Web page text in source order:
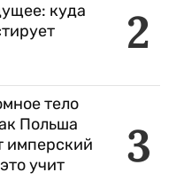
2
куда
3
тело
Польша
имперский
учит